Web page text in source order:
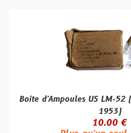
Boîte d'Ampoules US LM-52
1953)
10.00 €